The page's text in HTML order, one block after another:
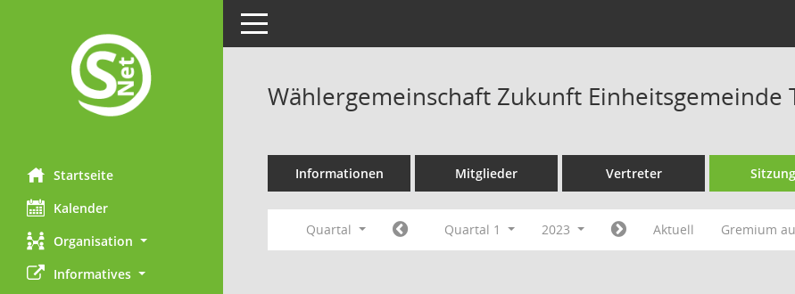
Startseite
Kalender
Organisation
Informatives
Toggle navigation
Wählergemeinschaft Zukunft Einheitsgemeinde
Informationen Mitglieder Vertreter
Quartal Quartal 1 2023 Aktuell Gremium